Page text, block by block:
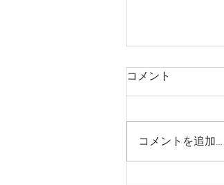
コメント
コメントを追加…